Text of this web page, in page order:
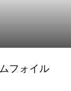
フォイル